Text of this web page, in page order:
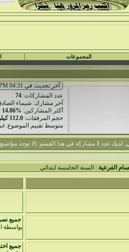
المجموعات
آخر تحديث في 04:31 PM - اليوم
عدد المشاركات: 74
آخر مشارك: شيماء
أكثر المشاركين: 14.86%
حجم المرفقات: 112.0 كيلوبايت
متوسط تقييم الموضوع:
, لديك عدد 1 مشاركة في هذا القسم. (لا توجد مواضيع
الفرعية : السنة الخامسة ابتدائي
جميع
بواسطة
جميع